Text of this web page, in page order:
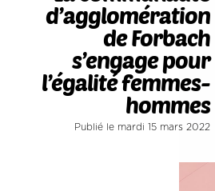
d’agglomération
de Forbach
s’engage pour
l’égalité femmes-
hommes
Publié le mardi 15 mars 2022